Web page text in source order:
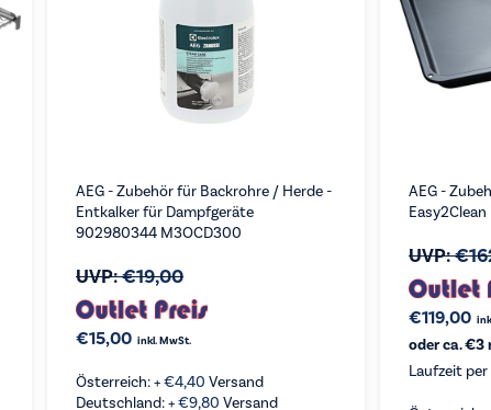
AEG - Zubehör für Backrohre / Herde -
Entkalker für Dampfgeräte
902980344 M3OCD300
UVP:€19,00
€15,00 inkl. MwSt.
Österreich: +€4,40 Versand
Deutschland: +€9,80 Versand
AEG -
UVP:€
€119,00
oder ca. €3
Laufzeit per